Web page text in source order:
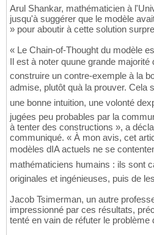
Arul Shankar, mathématicien à
jusqu'à suggérer que le modèle
» pour aboutir à cette solution
« Le Chain-of-Thought du modèle
Il est à noter quune grande
construire un contre-exemple à la
admise, plutôt quà la prouver. Cela
une bonne intuition, une volonté
jugées peu probables par la
à tenter des constructions », a
communiqué. « À mon avis, cet
modèles dIA actuels ne se
mathématiciens humains : ils sont
originales et ingénieuses, puis de
Jacob Tsimerman, un autre
impressionné par ces résultats,
tenté en vain de réfuter le problème